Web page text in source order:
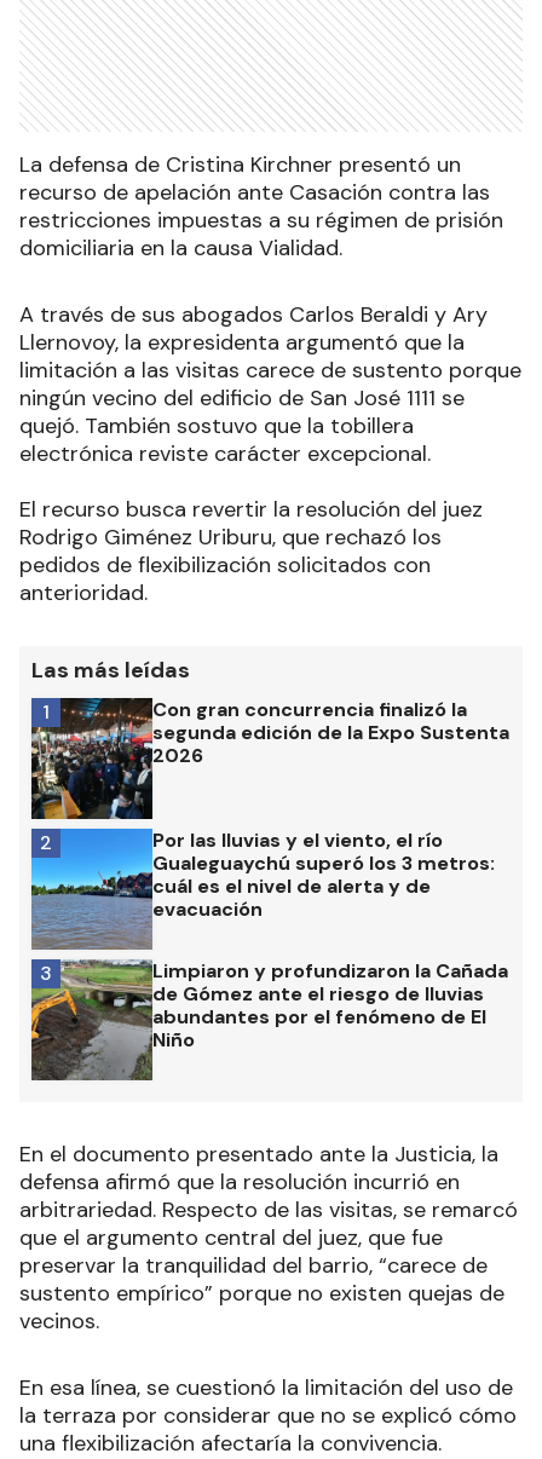
La defensa de Cristina Kirchner presentó un
recurso de apelación ante Casación contra las
restricciones impuestas a su régimen de prisión
domiciliaria en la causa Vialidad.
A través de sus abogados Carlos Beraldi y Ary
Llernovoy, la expresidenta argumentó que la
limitación a las visitas carece de sustento porque
ningún vecino del edificio de San José 1111 se
quejó. También sostuvo que la tobillera
electrónica reviste carácter excepcional.
El recurso busca revertir la resolución del juez
Rodrigo Giménez Uriburu, que rechazó los
pedidos de flexibilización solicitados con
anterioridad.
Las más leídas
Con gran concurrencia finalizó la
segunda edición de la Expo Sustenta
2026
1
Por las lluvias y el viento, el río
Gualeguaychú superó los 3 metros:
cuál es el nivel de alerta y de
evacuación
2
Limpiaron y profundizaron la Cañada
de Gómez ante el riesgo de lluvias
abundantes por el fenómeno de El
Niño
3
En el documento presentado ante la Justicia, la
defensa afirmó que la resolución incurrió en
arbitrariedad. Respecto de las visitas, se remarcó
que el argumento central del juez, que fue
preservar la tranquilidad del barrio, “carece de
sustento empírico” porque no existen quejas de
vecinos.
En esa línea, se cuestionó la limitación del uso de
la terraza por considerar que no se explicó cómo
una flexibilización afectaría la convivencia.